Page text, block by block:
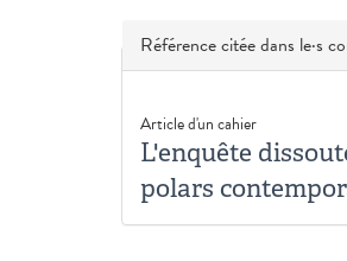
Masquer
Référence citée dans le·s
Article d'un cahier
L'enquête
polars